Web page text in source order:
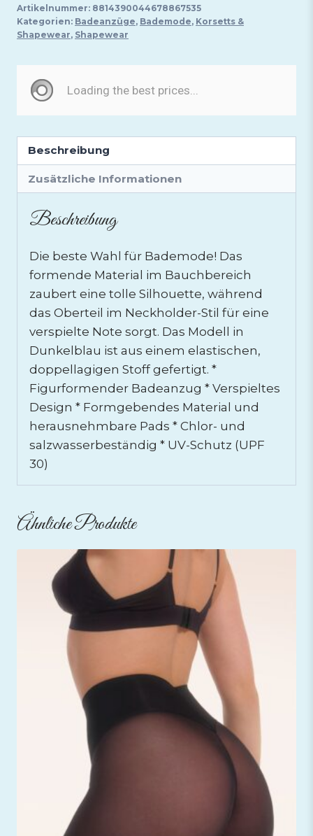
Artikelnummer: 8814390044678867535
Kategorien: Badeanzüge, Bademode, Korsetts &
Shapewear, Shapewear
Beschreibung
Zusätzliche Informationen
Beschreibung
Die beste Wahl für Bademode! Das
formende Material im Bauchbereich
zaubert eine tolle Silhouette, während
das Oberteil im Neckholder-Stil für eine
verspielte Note sorgt. Das Modell in
Dunkelblau ist aus einem elastischen,
doppellagigen Stoff gefertigt. *
Figurformender Badeanzug * Verspieltes
Design * Formgebendes Material und
herausnehmbare Pads * Chlor- und
salzwasserbeständig * UV-Schutz (UPF
30)
Ähnliche Produkte